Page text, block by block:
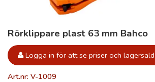
Rörklippare plast 63 mm Bahco
Logga in för att se priser och
Art.nr: V-1009